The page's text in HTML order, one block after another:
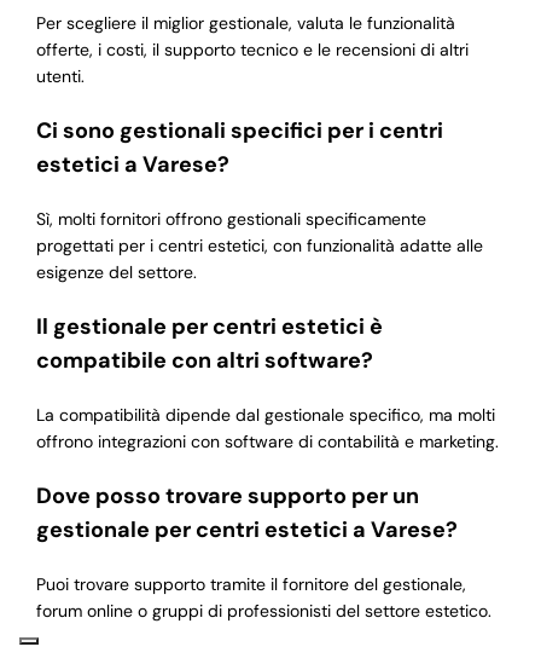
Per scegliere il miglior gestionale, valuta le funzionalità
offerte, i costi, il supporto tecnico e le recensioni di altri
utenti.
Ci sono gestionali specifici per i centri
estetici a Varese?
Sì, molti fornitori offrono gestionali specificamente
progettati per i centri estetici, con funzionalità adatte alle
esigenze del settore.
Il gestionale per centri estetici è
compatibile con altri software?
La compatibilità dipende dal gestionale specifico, ma molti
offrono integrazioni con software di contabilità e marketing.
Dove posso trovare supporto per un
gestionale per centri estetici a Varese?
Puoi trovare supporto tramite il fornitore del gestionale,
forum online o gruppi di professionisti del settore estetico.